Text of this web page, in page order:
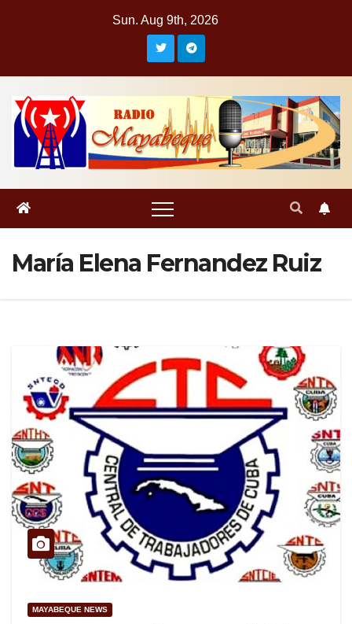
Sun. Aug 9th, 2026
María Elena Fernandez Ruiz
MAYABEQUE NEWS